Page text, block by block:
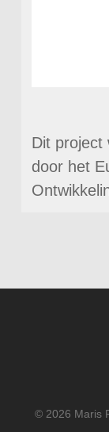
Dit project
door het
© 2026 Maris